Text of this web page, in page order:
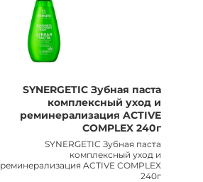
SYNERGETIC Зубная паста
комплексный уход и
реминерализация ACTIVE
COMPLEX 240г
SYNERGETIC Зубная паста
комплексный уход и
реминерализация ACTIVE COMPLEX
240г